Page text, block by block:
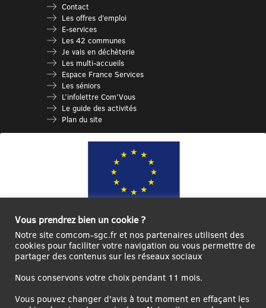
Contact
Les offres d’emploi
E-services
Les 42 communes
Je vais en déchèterie
Les multi-accueils
Espace France Services
Les séniors
L’infolettre Com’Vous
Le guide des activités
Plan du site
Ce site internet a été cofinancé par l’Union européenne avec le Fonds
Européen de Développement Régional à hauteur de 12 572€
connecter|Se
compte
du
Vous prendrez bien un cookie ?
Notre site comcom-sgc.fr et nos partenaires utilisent des
cookies pour faciliter votre navigation ou vous permettre de
partager des contenus sur les réseaux sociaux
Nous conservons votre choix pendant 11 mois.
Vous pouvez changer d'avis à tout moment en effaçant les